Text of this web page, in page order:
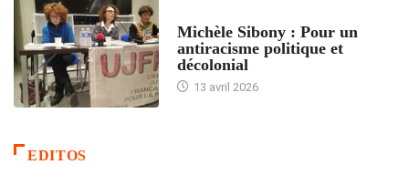
Michèle Sibony : Pour un
antiracisme politique et
décolonial
13 avril 2026
EDITOS